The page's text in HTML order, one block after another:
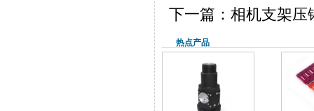
下一篇：相机支架压
热点产品